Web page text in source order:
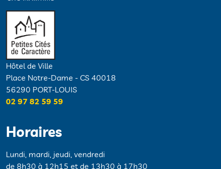
Hôtel de Ville
Place Notre-Dame - CS 40018
56290 PORT-LOUIS
02 97 82 59 59
Horaires
Lundi, mardi, jeudi, vendredi
de 8h30 à 12h15 et de 13h30 à 17h30